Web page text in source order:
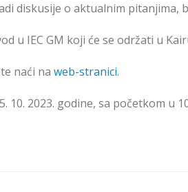
diskusije o aktualnim pitanjima,
u IEC GM koji će se održati u
naći na web-stranici.
10. 2023. godine, sa početkom u